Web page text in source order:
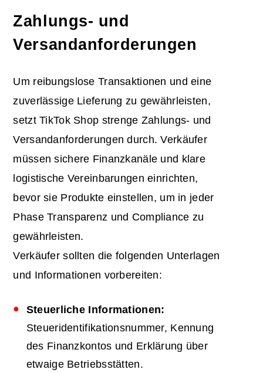
Zahlungs- und
Versandanforderungen
Um reibungslose Transaktionen und eine
zuverlässige Lieferung zu gewährleisten,
setzt TikTok Shop strenge Zahlungs- und
Versandanforderungen durch. Verkäufer
müssen sichere Finanzkanäle und klare
logistische Vereinbarungen einrichten,
bevor sie Produkte einstellen, um in jeder
Phase Transparenz und Compliance zu
gewährleisten.
Verkäufer sollten die folgenden Unterlagen
und Informationen vorbereiten:
Steuerliche Informationen:
Steueridentifikationsnummer, Kennung
des Finanzkontos und Erklärung über
etwaige Betriebsstätten.